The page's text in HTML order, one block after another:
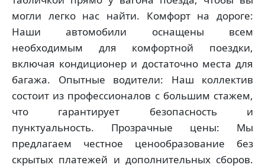
могли легко нас найти. Комфорт на дороге:
Наши автомобили оснащены всем
необходимым для комфортной поездки,
включая кондиционер и достаточно места для
багажа. Опытные водители: Наш коллектив
состоит из профессионалов с большим стажем,
что гарантирует безопасность и
пунктуальность. Прозрачные цены: Мы
предлагаем честное ценообразование без
скрытых платежей и дополнительных сборов.